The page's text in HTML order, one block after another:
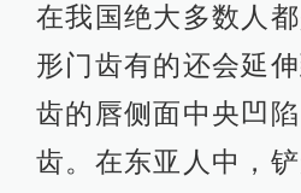
在我国绝大多数人
形门齿有的还会延
齿的唇侧面中央凹
齿。在东亚人中，